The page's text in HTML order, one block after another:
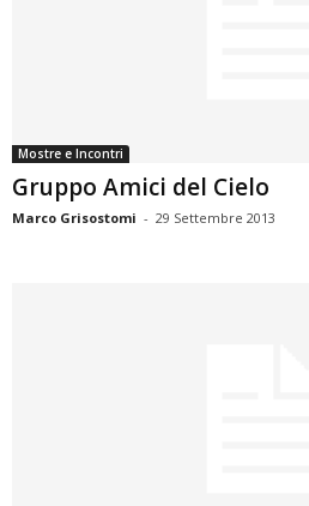
Mostre e Incontri
Gruppo Amici del Cielo
Marco Grisostomi - 29 Settembre 2013